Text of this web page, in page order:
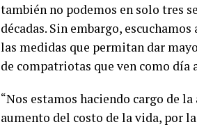
también no podemos en solo tres
décadas. Sin embargo,
las medidas que permitan dar
de compatriotas que ven como día
“Nos estamos haciendo cargo de
aumento del costo de la vida, por